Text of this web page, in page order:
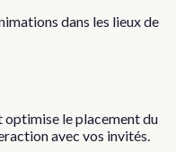
dans les lieux de
le placement du
avec vos invités.